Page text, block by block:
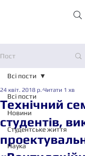
Пост
Всі пости
Новини
Студентське життя
Наука
Всі пости
Технічний
студентів,
24 квіт. 2018 р. Читати 1 хв